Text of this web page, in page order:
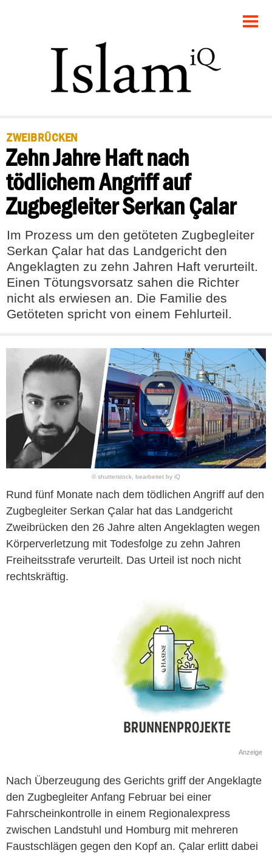
POLITIK
RECHT
PANORAMA
FEUILLETON
DEBATTE
ZWEIBRÜCKEN
Zehn Jahre Haft nach
tödlichem Angriff auf
Zugbegleiter Serkan Çalar
Im Prozess um den getöteten Zugbegleiter
Serkan Çalar hat das Landgericht den
Angeklagten zu zehn Jahren Haft verurteilt.
Einen Tötungsvorsatz sahen die Richter
nicht als erwiesen an. Die Familie des
Getöteten spricht von einem Fehlurteil.
© shutterstock, bearbeitet by iQ
Rund fünf Monate nach dem tödlichen Angriff auf den
Zugbegleiter Serkan Çalar hat das Landgericht
Zweibrücken den 26 Jahre alten Angeklagten wegen
Körperverletzung mit Todesfolge zu zehn Jahren
Freiheitsstrafe verurteilt. Das Urteil ist noch nicht
rechtskräftig.
Anzeige
Nach Überzeugung des Gerichts griff der Angeklagte
den Zugbegleiter Anfang Februar bei einer
Fahrscheinkontrolle in einem Regionalexpress
zwischen Landstuhl und Homburg mit mehreren
Faustschlägen gegen den Kopf an. Çalar erlitt dabei